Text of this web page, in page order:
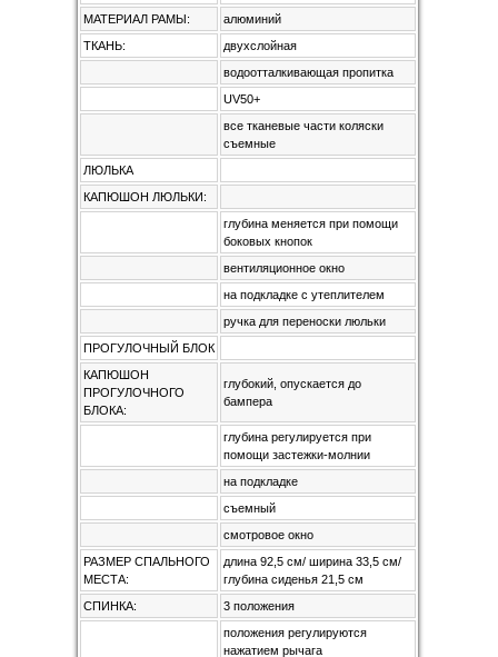
МАТЕРИАЛ РАМЫ:
алюминий
ТКАНЬ:
двухслойная
водоотталкивающая пропитка
UV50+
все тканевые части коляски
съемные
ЛЮЛЬКА
КАПЮШОН ЛЮЛЬКИ:
глубина меняется при помощи
боковых кнопок
вентиляционное окно
на подкладке с утеплителем
ручка для переноски люльки
ПРОГУЛОЧНЫЙ БЛОК
КАПЮШОН
ПРОГУЛОЧНОГО
БЛОКА:
глубокий, опускается до
бампера
глубина регулируется при
помощи застежки-молнии
на подкладке
съемный
смотровое окно
РАЗМЕР СПАЛЬНОГО
МЕСТА:
длина 92,5 см/ ширина 33,5 см/
глубина сиденья 21,5 см
СПИНКА:
3 положения
положения регулируются
нажатием рычага